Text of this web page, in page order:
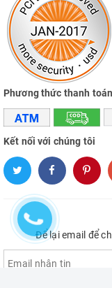
Phương thức thanh toán
Kết nối với chúng tôi
Để lại email để